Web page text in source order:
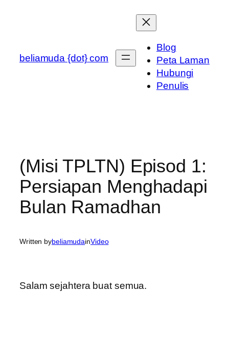
beliamuda {dot} com
Blog
Peta Laman
Hubungi
Penulis
(Misi TPLTN) Episod 1:
Persiapan Menghadapi
Bulan Ramadhan
Written bybeliamudainVideo
Salam sejahtera buat semua.